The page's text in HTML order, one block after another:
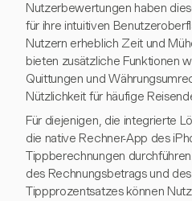
Nutzerbewertungen haben
für ihre intuitiven
Nutzern erheblich Zeit und
bieten zusätzliche Funktionen
Quittungen und
Nützlichkeit für häufige
Für diejenigen, die integrierte
die native Rechner-App des
Tippberechnungen
des Rechnungsbetrags und
Tippprozentsatzes können